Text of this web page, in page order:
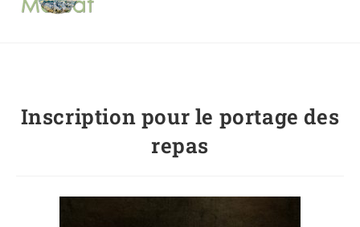
Inscription pour le portage des
repas